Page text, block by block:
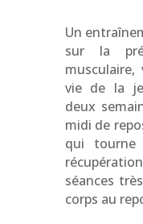
Un
sur la
vie de la
deux
midi de
qui
séances
corps au